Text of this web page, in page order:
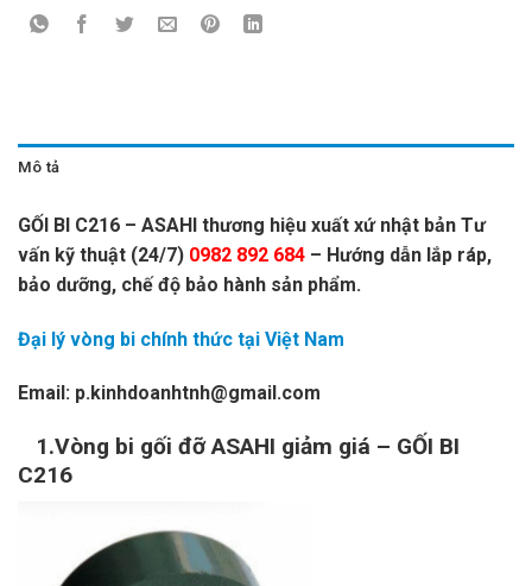
Mô tả
GỐI BI C216 – ASAHI thương hiệu xuất xứ nhật bản Tư
vấn kỹ thuật (24/7) 0982 892 684 – Hướng dẫn lắp ráp,
bảo dưỡng, chế độ bảo hành sản phẩm.
Đại lý vòng bi chính thức tại Việt Nam
Email: p.kinhdoanhtnh@gmail.com
1.Vòng bi gối đỡ ASAHI giảm giá – GỐI BI
C216